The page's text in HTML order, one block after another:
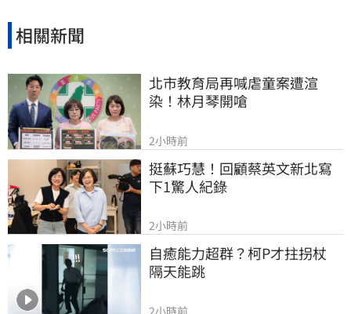
邁向永續發展的強力後盾。
相關新聞
北市教育局再喊虐童案遭渲
染！林月琴開嗆
2小時前
挺蘇巧慧！回顧蔡英文新北寫
下1驚人紀錄
2小時前
自癒能力超群？柯P才拄拐杖
隔天能跳
2小時前